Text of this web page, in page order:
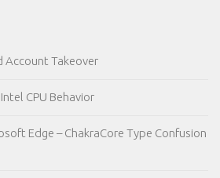
Account Takeover
CPU Behavior
Edge – ChakraCore Type Confusion